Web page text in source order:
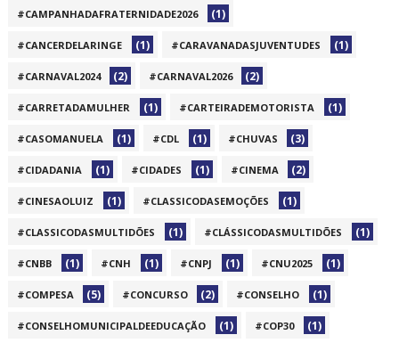
#CAMPANHADAFRATERNIDADE2026 (1)
#CANCERDELARINGE (1) #CARAVANADASJUVENTUDES (1)
#CARNAVAL2024 (2) #CARNAVAL2026 (2)
#CARRETADAMULHER (1) #CARTEIRADEMOTORISTA (1)
#CASOMANUELA (1) #CDL (1) #CHUVAS (3)
#CIDADANIA (1) #CIDADES (1) #CINEMA (2)
#CINESAOLUIZ (1) #CLASSICODASEMOÇÕES (1)
#CLASSICODASMULTIDÕES (1) #CLÁSSICODASMULTIDÕES (1)
#CNBB (1) #CNH (1) #CNPJ (1) #CNU2025 (1)
#COMPESA (5) #CONCURSO (2) #CONSELHO (1)
#CONSELHOMUNICIPALDEEDUCAÇÃO (1) #COP30 (1)